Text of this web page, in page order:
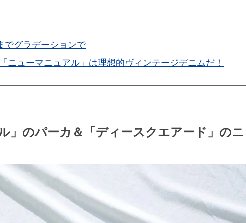
でグラデーションで
ニューマニュアル」は理想的ヴィンテージデニムだ！
」のパーカ＆「ディースクエアード」の